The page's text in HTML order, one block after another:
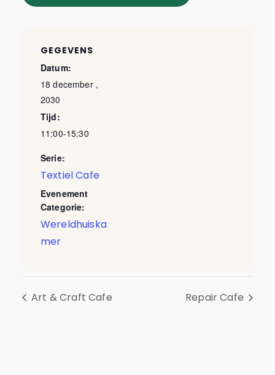
GEGEVENS
Datum:
18 december ,
2030
Tijd:
11:00-15:30
Serie:
Textiel Cafe
Evenement
Categorie:
Wereldhuiska
mer
Art & Craft Cafe Repair Cafe